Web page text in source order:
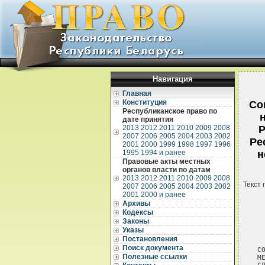
Навигация
Главная
Конституция
Республиканское право по
дате принятия
2013 2012 2011 2010 2009 2008
2007 2006 2005 2004 2003 2002
2001 2000 1999 1998 1997 1996
1995 1994 и ранее
Правовые акты местных
органов власти по датам
2013 2012 2011 2010 2009 2008
2007 2006 2005 2004 2003 2002
2001 2000 и ранее
Архивы
Кодексы
Законы
Указы
Постановления
Поиск документа
Полезные ссылки
Текст
СОГЛАШЕНИЕ
МЕЖДУ ПРАВИТЕЛЬСТВОМ РЕСПУБЛИКИ БЕЛАРУСЬ И ПРАВИТЕЛЬСТВОМ
СЛОВАЦКОЙ РЕСПУБЛИКИ О СОТРУДНИЧЕСТВЕ В БОРЬБЕ
С ТЕРРОРИЗМОМ, НЕЗАКОННОЙ ТОРГОВЛЕЙ НАРКОТИКАМИ И ИНЫМИ ВИДАМИ
ОРГАНИЗАЦИОННОЙ ПРЕСТУПНОСТИ *

______________________________
     * Вступило в силу 2 сентября 2003 г.

     Правительство Республики  Беларусь  и  Правительство  Словацкой
Республики (далее - Договаривающиеся Стороны) с целью  углубления  и
укрепления   сотрудничества,   с  учетом  соответствующих  положений
международного права и общих точек зрения в  борьбе  с  терроризмом,
незаконной  торговлей  наркотиками  и  иными  видами  организованной
преступности,
     руководствуясь положениями  Единой  Конвенции  о  наркотических
средствах 1961 года,  Конвенции  Организации  Объединенных  Наций  о
борьбе   против   незаконного   оборота   наркотических   средств  и
психотропных веществ 1988 года,
     принимая во   внимание   то,  что  организованная  преступность
создает серьезные проблемы для всего общества,
     договорились о нижеследующем:

                              Статья 1

     Договаривающиеся  Стороны  подтверждают  свою решимость активно
сотрудничать  и  развивать деятельность по интенсификации совместных
усилий в борьбе с организованной преступностью всех видов.
     Договаривающиеся    Стороны  будут  сотрудничать  и   оказывать
взаимопомощь  в  профилактике,  выявлении,  раскрытии, расследовании
преступлений и в других правовых действиях, особенно в борьбе:
     а) с терроризмом;
     б) с запрещенным производством и распространением наркотических
средств  и  психотропных